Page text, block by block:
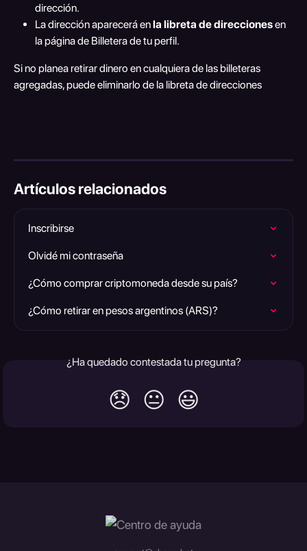
dirección.
La dirección aparecerá en la libreta de direcciones en
la página de Billetera de tu perfil.
Si no planea retirar dinero en cualquiera de las billeteras
agregadas, puede eliminarlo de la libreta de direcciones
Artículos relacionados
Inscribirse
Olvidé mi contraseña
¿Cómo comprar criptomoneda desde su país?
¿Cómo retirar en pesos argentinos (ARS)?
¿Ha quedado contestada tu pregunta?
😞 😐 😃